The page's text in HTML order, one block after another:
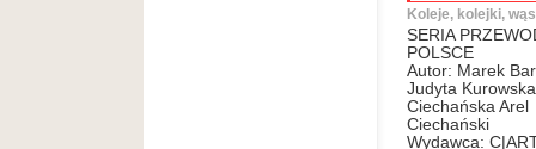
Koleje, kolejki,
SERIA
POLSCE
Autor: Marek
Judyta
Ciechańska Arel
Ciechański
Wydawca: